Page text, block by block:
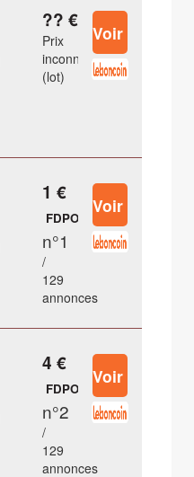
?? €
Prix
inconnu
(lot)
1 €
FDPOUT
n°1
/
129
annonces
4 €
FDPOUT
n°2
/
129
annonces